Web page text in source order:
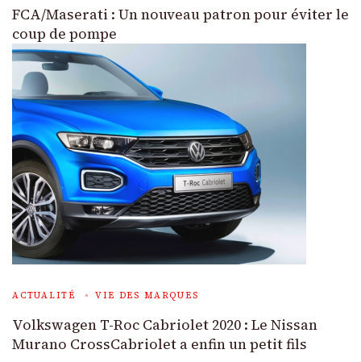
FCA/Maserati : Un nouveau patron pour éviter le
coup de pompe
ACTUALITÉ VIE DES MARQUES
Volkswagen T-Roc Cabriolet 2020 : Le Nissan
Murano CrossCabriolet a enfin un petit fils